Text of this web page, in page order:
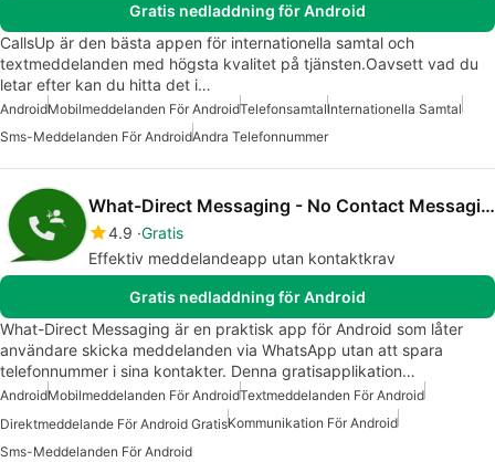
Gratis nedladdning för Android
CallsUp är den bästa appen för internationella samtal och
textmeddelanden med högsta kvalitet på tjänsten.Oavsett vad du
letar efter kan du hitta det i…
AndroidMobilmeddelanden För AndroidTelefonsamtalInternationella Samtal
Sms-Meddelanden För AndroidAndra Telefonnummer
What-Direct Messaging - No Contact Messaging
4.9 Gratis
Effektiv meddelandeapp utan kontaktkrav
Gratis nedladdning för Android
What-Direct Messaging är en praktisk app för Android som låter
användare skicka meddelanden via WhatsApp utan att spara
telefonnummer i sina kontakter. Denna gratisapplikation…
AndroidMobilmeddelanden För AndroidTextmeddelanden För Android
Direktmeddelande För Android GratisKommunikation För Android
Sms-Meddelanden För Android